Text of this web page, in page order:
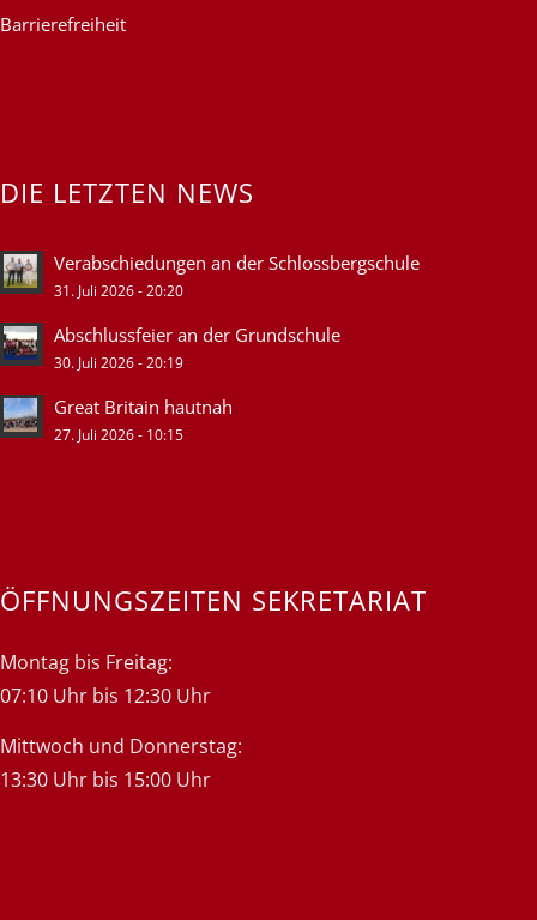
Barrierefreiheit
DIE LETZTEN NEWS
Verabschiedungen an der Schlossbergschule
31. Juli 2026 - 20:20
Abschlussfeier an der Grundschule
30. Juli 2026 - 20:19
Great Britain hautnah
27. Juli 2026 - 10:15
ÖFFNUNGSZEITEN SEKRETARIAT
Montag bis Freitag:
07:10 Uhr bis 12:30 Uhr
Mittwoch und Donnerstag:
13:30 Uhr bis 15:00 Uhr